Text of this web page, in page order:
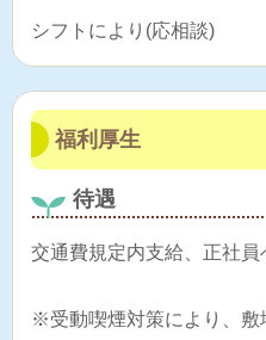
シフトにより(応相談)
福利厚生
待遇
交通費規定内支給、正社員
※受動喫煙対策により、敷